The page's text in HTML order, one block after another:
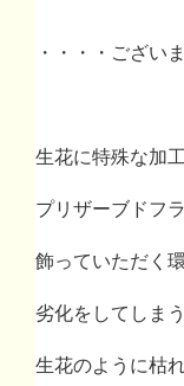
・・・・ござい
生花に特殊な加
プリザーブドフ
飾っていただく
劣化をしてしま
生花のように枯